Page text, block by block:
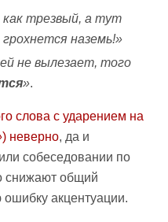
как трезвый, а тут
грохнется наземь!»
не вылезает, того
».
слова с ударением на
) неверно, да и
собеседовании по
снижают общий
акцентуации.